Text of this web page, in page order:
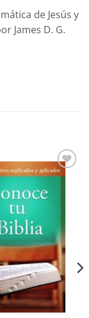
de Jesús y
James D. G.
Añadir